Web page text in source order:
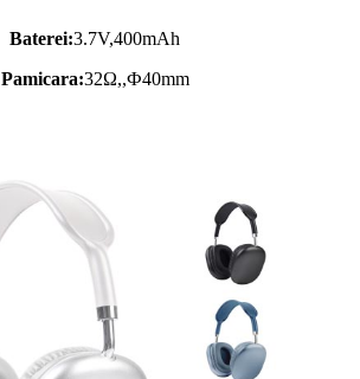
Baterei:3.7V,400mAh
Pamicara:32Ω,,Ф40mm